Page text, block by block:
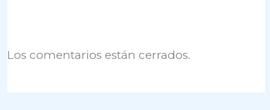
Los comentarios están cerrados.